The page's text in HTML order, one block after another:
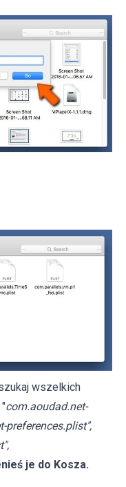
wszelkich
com.aoudad.net-
preferences.plist",
je do Kosza.